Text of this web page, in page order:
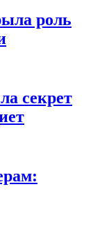
роль
секрет